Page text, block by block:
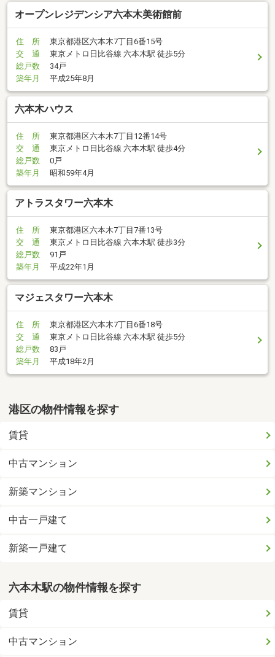
オープンレジデンシア六本木美術館前
住 所
東京都港区六本木7丁目6番15号
交 通
東京メトロ日比谷線 六本木駅 徒歩5分
総戸数
34戸
築年月
平成25年8月
六本木ハウス
住 所
東京都港区六本木7丁目12番14号
交 通
東京メトロ日比谷線 六本木駅 徒歩4分
総戸数
0戸
築年月
昭和59年4月
アトラスタワー六本木
住 所
東京都港区六本木7丁目7番13号
交 通
東京メトロ日比谷線 六本木駅 徒歩3分
総戸数
91戸
築年月
平成22年1月
マジェスタワー六本木
住 所
東京都港区六本木7丁目6番18号
交 通
東京メトロ日比谷線 六本木駅 徒歩5分
総戸数
83戸
築年月
平成18年2月
港区の物件情報を探す
賃貸
中古マンション
新築マンション
中古一戸建て
新築一戸建て
六本木駅の物件情報を探す
賃貸
中古マンション